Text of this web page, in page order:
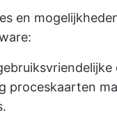
en
proceskaarten